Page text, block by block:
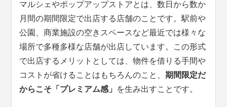
マルシェやポップアップストアとは、数日から数か
月間の期間限定で出店する店舗のことです。駅前や
公園、商業施設の空きスペースなど最近では様々な
場所で多種多様な店舗が出店しています。この形式
で出店するメリットとしては、物件を借りる手間や
コストが省けることはもちろんのこと、期間限定だ
からこそ「プレミアム感」 を生み出すことです。